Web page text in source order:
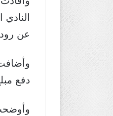
عن
دفع مبلغ 60 مليون يورو، لعدم مخالفة قانون اللعب